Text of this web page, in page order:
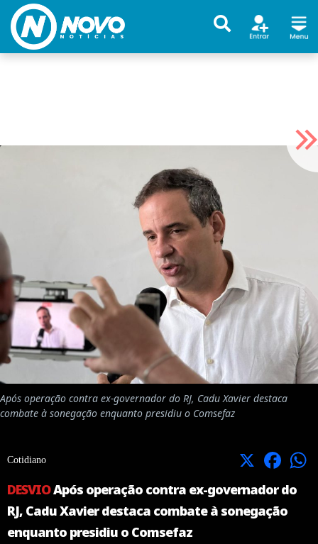
Após operação contra ex-governador do RJ, Cadu Xavier destaca
combate à sonegação enquanto presidiu o Comsefaz
Cotidiano X Facebook
DESVIOApós operação contra ex-governador do
RJ, Cadu Xavier destaca combate à sonegação
enquanto presidiu o Comsefaz